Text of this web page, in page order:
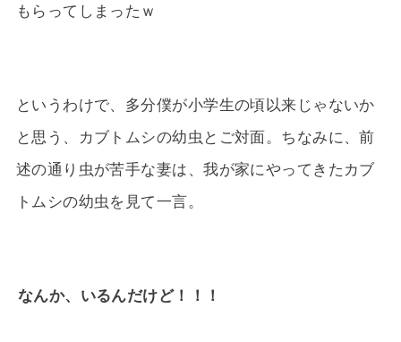
もらってしまったｗ
というわけで、多分僕が小学生の頃以来じゃないか
と思う、カブトムシの幼虫とご対面。ちなみに、前
述の通り虫が苦手な妻は、我が家にやってきたカブ
トムシの幼虫を見て一言。
なんか、いるんだけど！！！